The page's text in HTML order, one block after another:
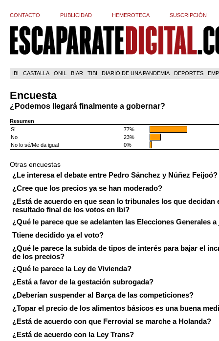
CONTACTO PUBLICIDAD HEMEROTECA SUSCRIPCIÓN
IBI CASTALLA ONIL BIAR TIBI DIARIO DE UNA PANDEMIA DEPORTES
Encuesta
¿Podemos llegará finalmente a gobernar?
Resumen
Sí
77%
No
23%
No lo sé/Me da igual
0%
Otras encuestas
¿Le interesa el debate entre Pedro Sánchez y Núñez Feijoó?
¿Cree que los precios ya se han moderado?
¿Está de acuerdo en que sean lo tribunales los que decidan
resultado final de los votos en Ibi?
¿Qué le parece que se adelanten las Elecciones Generales
Ttiene decidido ya el voto?
¿Qué le parece la subida de tipos de interés para bajar el
de los precios?
¿Qué le parece la Ley de Vivienda?
¿Está a favor de la gestación subrogada?
¿Deberían suspender al Barça de las competiciones?
¿Topar el precio de los alimentos básicos es una buena
¿Está de acuerdo con que Ferrovial se marche a Holanda?
¿Está de acuerdo con la Ley Trans?